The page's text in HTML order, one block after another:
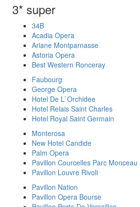
3* super
34B
Acadia Opera
Ariane Montparnasse
Astoria Opera
Best Western Ronceray
Faubourg
George Opera
Hotel De L`Orchidee
Hotel Relais Saint Charles
Hotel Royal Saint Germain
Monterosa
New Hotel Candide
Palm Opera
Pavillon Courcelles Parc Monceau
Pavillon Louvre Rivoli
Pavillon Nation
Pavillon Opera Bourse